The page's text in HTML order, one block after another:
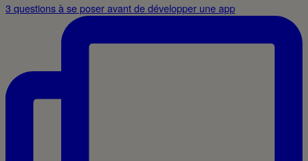
3 questions à se poser avant de développer une app